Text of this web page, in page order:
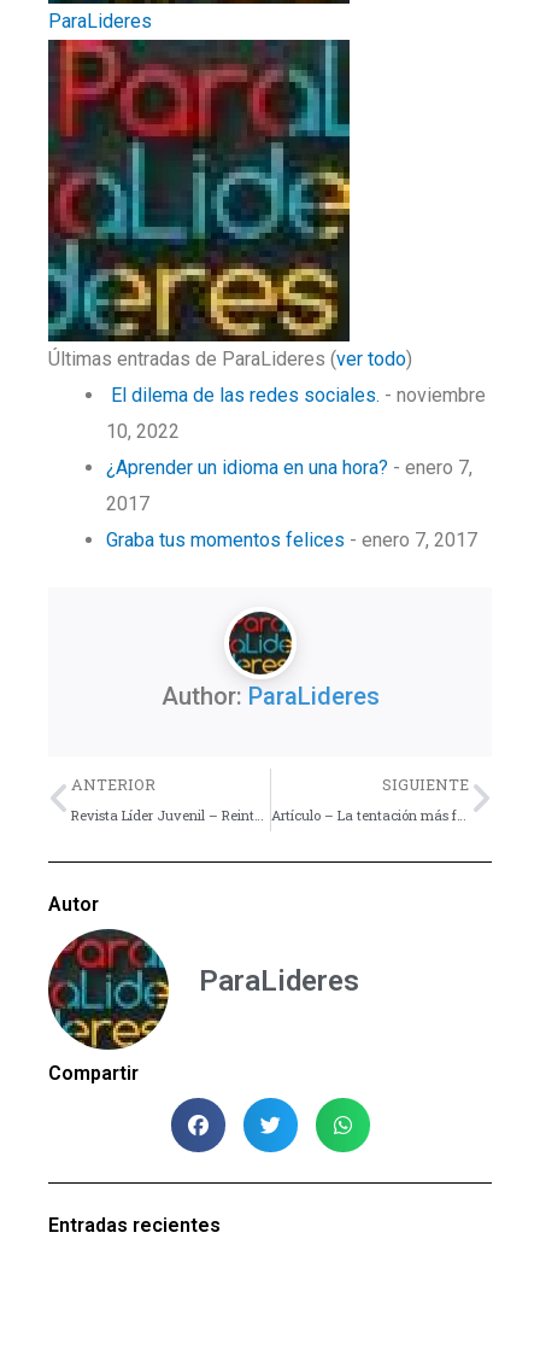
ParaLideres
Últimas entradas de ParaLideres (ver todo)
El dilema de las redes sociales. - noviembre
10, 2022
¿Aprender un idioma en una hora? - enero 7,
2017
Graba tus momentos felices - enero 7, 2017
Author: ParaLideres
Previo
ANTERIOR SIGUIENTE
Artículo – La tentación más fuerte que todos enfrentamos
Autor
ParaLideres
Compartir
Entradas recientes